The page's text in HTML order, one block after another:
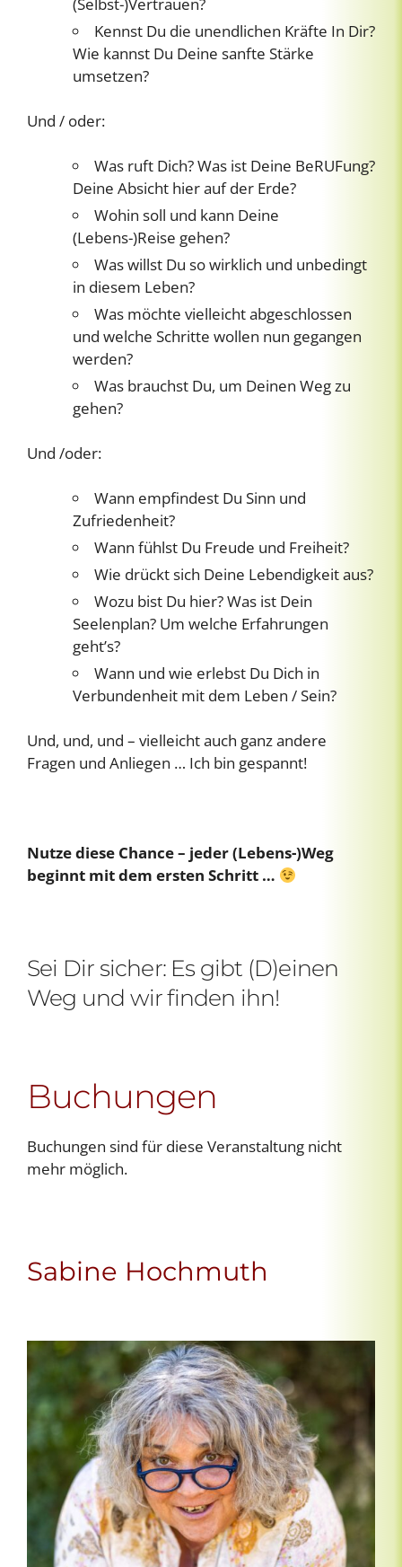
Kennst Du die unendlichen Kräfte In Dir?
Wie kannst Du Deine sanfte Stärke
umsetzen?
Und / oder:
Was ruft Dich? Was ist Deine BeRUFung?
Deine Absicht hier auf der Erde?
Wohin soll und kann Deine
(Lebens-)Reise gehen?
Was willst Du so wirklich und unbedingt
in diesem Leben?
Was möchte vielleicht abgeschlossen
und welche Schritte wollen nun gegangen
werden?
Was brauchst Du, um Deinen Weg zu
gehen?
Und /oder:
Wann empfindest Du Sinn und
Zufriedenheit?
Wann fühlst Du Freude und Freiheit?
Wie drückt sich Deine Lebendigkeit aus?
Wozu bist Du hier? Was ist Dein
Seelenplan? Um welche Erfahrungen
geht’s?
Wann und wie erlebst Du Dich in
Verbundenheit mit dem Leben / Sein?
Und, und, und – vielleicht auch ganz andere
Fragen und Anliegen … Ich bin gespannt!
Nutze diese Chance – jeder (Lebens-)Weg
beginnt mit dem ersten Schritt …
Sei Dir sicher: Es gibt (D)einen
Weg und wir finden ihn!
Buchungen
Buchungen sind für diese Veranstaltung nicht
mehr möglich.
Sabine Hochmuth